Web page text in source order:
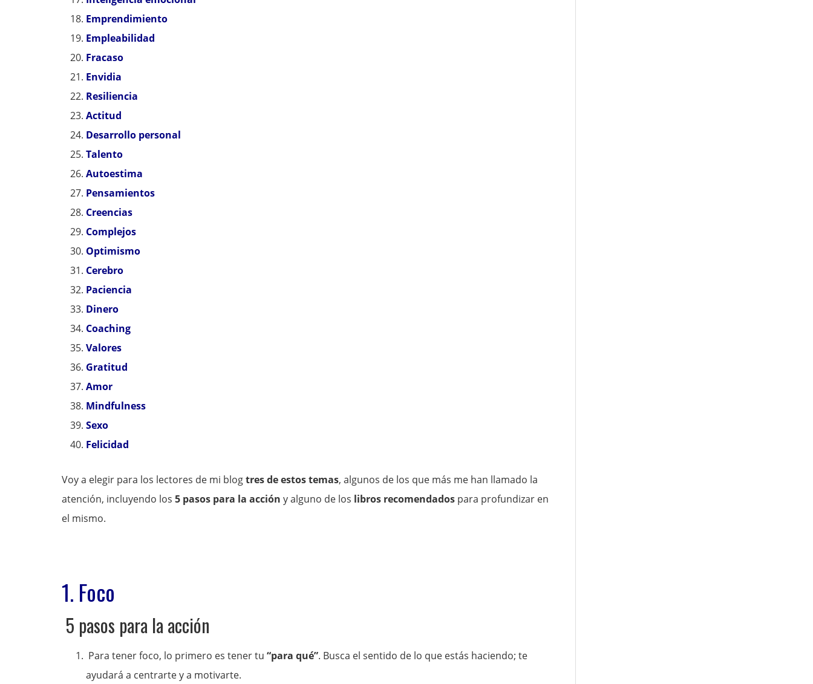
Emprendimiento
Empleabilidad
Fracaso
Envidia
Resiliencia
Actitud
Desarrollo personal
Talento
Autoestima
Pensamientos
Creencias
Complejos
Optimismo
Cerebro
Paciencia
Dinero
Coaching
Valores
Gratitud
Amor
Mindfulness
Sexo
Felicidad
Voy a elegir para los lectores de mi blogtres de estos temas, algunos de los que más me han llamado la
atención, incluyendo los 5 pasos para la acción y alguno de los libros recomendados para profundizar en
el mismo.
1. Foco
5 pasos para la acción
Para tener foco, lo primero es tener tu “para qué”. Busca el sentido de lo que estás haciendo; te
ayudará a centrarte y a motivarte.